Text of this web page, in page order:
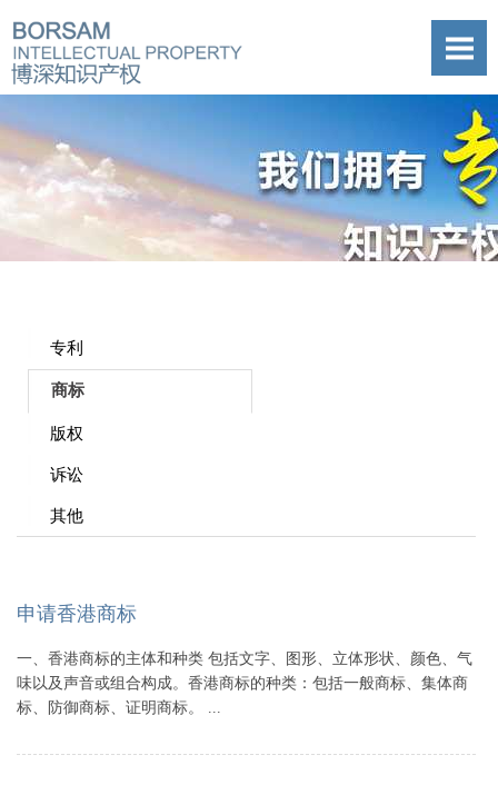
专利
商标
版权
诉讼
其他
申请香港商标
一、香港商标的主体和种类 包括文字、图形、立体形状、颜色、气
味以及声音或组合构成。香港商标的种类：包括一般商标、集体商
标、防御商标、证明商标。 ...